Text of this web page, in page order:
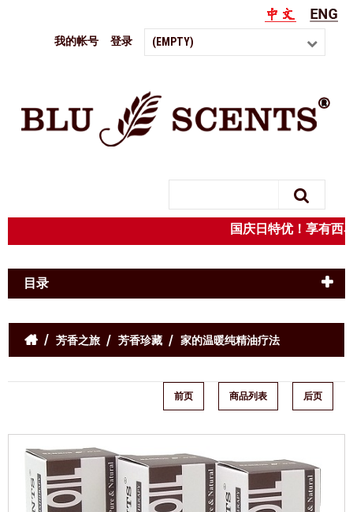
(EMPTY)
我的帐号 登录
国庆日特优！享
目录
芳香之旅 芳香珍藏 家的温暖纯精油疗法
前页 商品列表 后页